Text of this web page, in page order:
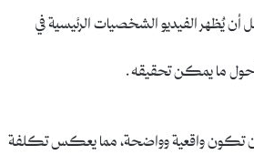
يُظهر الفيديو الشخصيات الرئيسية في
حول ما يمكن تحقيقه.
أن تكون واقعية وواضحة، مما يعكس تكلفة